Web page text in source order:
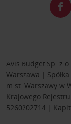
Avis Budget Sp. z
Warszawa |
m.st. Warszawy w
Krajowego
5260202714 |